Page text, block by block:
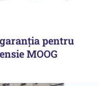
pentru
MOOG